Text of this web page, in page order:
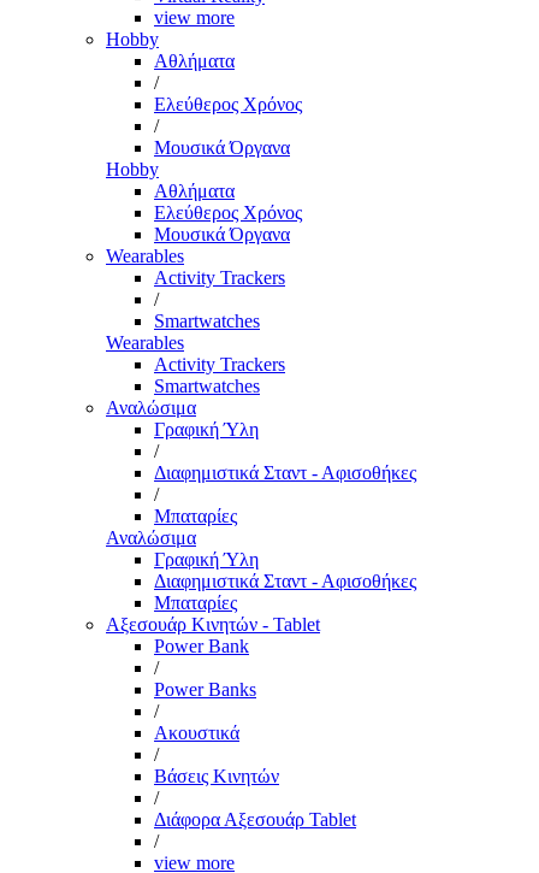
view more
Hobby
Αθλήματα
/
Ελεύθερος Χρόνος
/
Μουσικά Όργανα
Hobby
Αθλήματα
Ελεύθερος Χρόνος
Μουσικά Όργανα
Wearables
Activity Trackers
/
Smartwatches
Wearables
Activity Trackers
Smartwatches
Αναλώσιμα
Γραφική Ύλη
/
Διαφημιστικά Σταντ - Αφισοθήκες
/
Μπαταρίες
Αναλώσιμα
Γραφική Ύλη
Διαφημιστικά Σταντ - Αφισοθήκες
Μπαταρίες
Αξεσουάρ Κινητών - Tablet
Power Bank
/
Power Banks
/
Ακουστικά
/
Βάσεις Κινητών
/
Διάφορα Αξεσουάρ Tablet
/
view more